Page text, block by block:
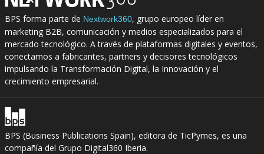
BPS forma parte de Nextwork360, grupo europeo líder en
marketing B2B, comunicación y medios especializados para el
mercado tecnológico. A través de plataformas digitales y eventos,
conectamos a fabricantes, partners y decisores tecnológicos
impulsando la Transformación Digital, la Innovación y el
crecimiento empresarial.
BPS (Business Publications Spain), editora de TicPymes, es una
compañía del Grupo Digital360 Iberia.